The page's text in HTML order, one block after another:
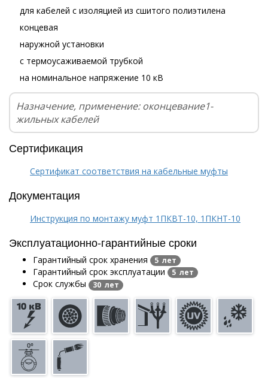
для кабелей с изоляцией из сшитого полиэтилена
концевая
наружной установки
с термоусаживаемой трубкой
на номинальное напряжение 10 кВ
Назначение, применение: оконцевание1-
жильных кабелей
Сертификация
Сертификат соответствия на кабельные муфты
Документация
Инструкция по монтажу муфт 1ПКВТ-10, 1ПКНТ-10
Эксплуатационно-гарантийные сроки
Гарантийный срок хранения 5 лет
Гарантийный срок эксплуатации 5 лет
Срок службы 30 лет